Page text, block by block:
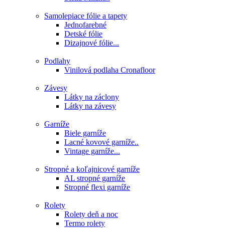
Samolepiace fólie a tapety
Jednofarebné
Detské fólie
Dizajnové fólie...
Podlahy
Vinilová podlaha Cronafloor
Závesy
Látky na záclony
Látky na závesy
Garníže
Biele garníže
Lacné kovové garníže..
Vintage garníže...
Stropné a koľajnicové garníže
AL stropné garníže
Stropné flexi garníže
Rolety
Rolety deň a noc
Termo rolety